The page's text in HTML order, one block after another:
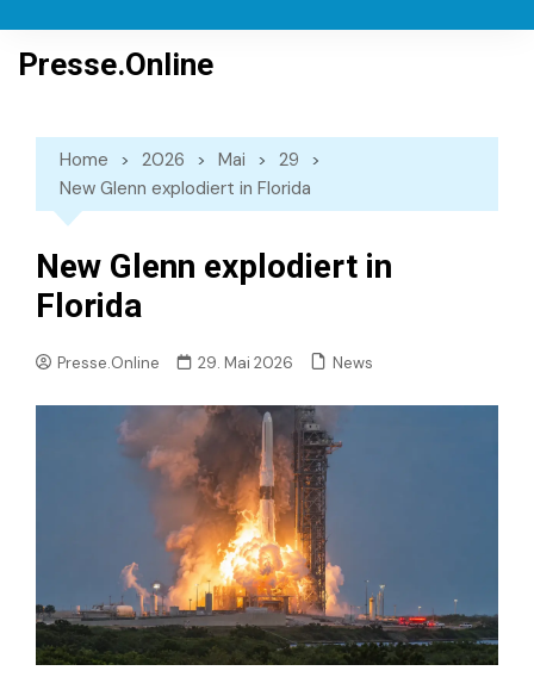
content
Presse.Online
Home 2026 Mai
29
New Glenn explodiert in Florida
New Glenn explodiert in
Florida
Presse.Online 29. Mai 2026 News